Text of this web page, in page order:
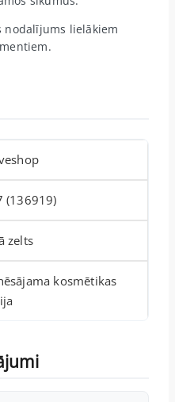
nodalījums lielākiem
(136919)
zelts
kosmētikas